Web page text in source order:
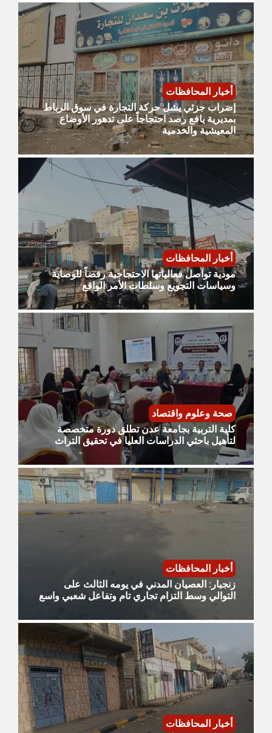
أخبار المحافظات
إضراب جزئي يشل حركة التجارة في سوق الرباط
بمديرية يافع رصد احتجاجاً على تدهور الأوضاع
المعيشية والخدمية
أخبار المحافظات
مودية تواصل فعالياتها الاحتجاجية رفضاً للوصاية
وسياسات التجويع وسلطات الأمر الواقع
صحة وعلوم واقتصاد
كلية التربية بجامعة عدن تطلق دورة متخصصة
لتأهيل باحثي الدراسات العليا في تحقيق التراث
أخبار المحافظات
زنجبار: العصيان المدني في يومه الثالث على
التوالي وسط التزام تجاري تام وتفاعل شعبي واسع
أخبار المحافظات